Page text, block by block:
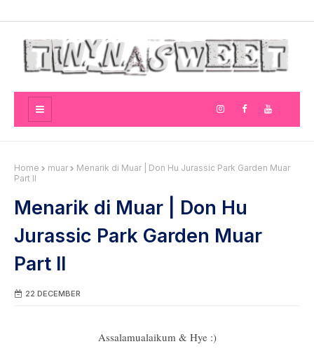
Home muar
Menarik di Muar | Don Hu Jurassic Park Garden Muar
Part II
Menarik di Muar | Don Hu
Jurassic Park Garden Muar
Part II
22 DECEMBER
Assalamualaikum & Hye :)